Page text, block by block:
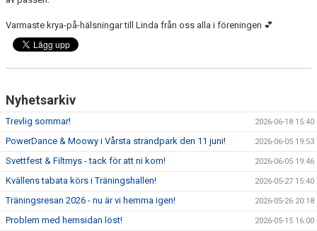
ANMÄLAN
Varmaste krya-på-hälsningar till Linda från oss alla i föreningen 💕
Nyhetsarkiv
Trevlig sommar! 2026-06-18 15:40
PowerDance & Moowy i Vårsta strandpark den 11 juni! 2026-06-05 19:53
Svettfest & Filtmys - tack för att ni kom! 2026-06-05 19:46
Kvällens tabata körs i Träningshallen! 2026-05-27 15:40
Träningsresan 2026 - nu är vi hemma igen! 2026-05-26 20:18
Problem med hemsidan löst! 2026-05-15 16:00